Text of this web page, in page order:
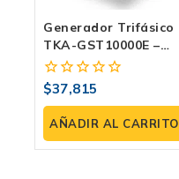
Generador Trifásico
TKA-GST10000E –
Potencia De
10,000W, Motor De
16HP
0
fuera
de
5
$37,815
AÑADIR AL CARRITO